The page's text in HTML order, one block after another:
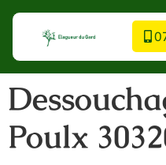
Poulx